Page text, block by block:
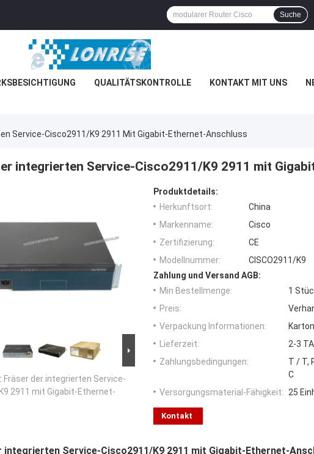
Suche
QUALITÄTSKONTROLLE KONTAKT MIT UNS
Service-Cisco2911/K9 2911 Mit Gigabit-Ethernet-Anschluss
integrierten Service-Cisco2911/K9 2911 mit
Fräser der integrierten Service-
2911 mit Gigabit-Ethernet-
Produktdetails:
Herkunftsort:
China
Markenname:
Cisco
Zertifizierung:
CE
Modellnummer:
CISCO2911/K9
Zahlung und Versand AGB:
Min Bestellmenge:
1
Preis:
Verpackung Informationen:
Lieferzeit:
2-3
Zahlungsbedingungen:
T / T,
C
Versorgungsmaterial-Fähigkeit: 25
Kontakt
integrierten Service-Cisco2911/K9 2911 mit Gigabit-Ethernet-